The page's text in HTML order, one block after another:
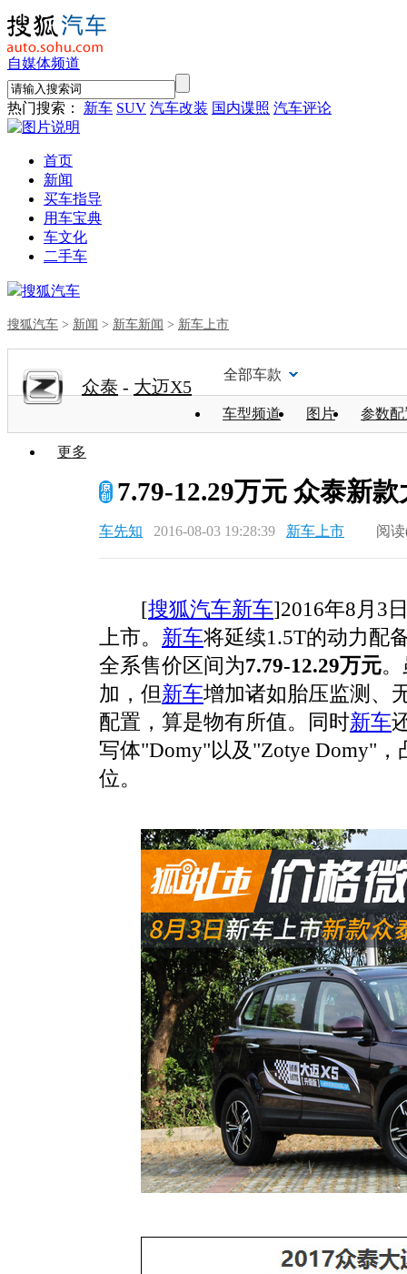
自媒体频道
热门搜索： 新车 SUV 汽车改装 国内谍照 汽车评论
首页
新闻
买车指导
用车宝典
车文化
二手车
搜狐汽车
搜狐汽车 > 新闻 > 新车新闻 > 新车上市
众泰 - 大迈X5
全部车款
车型频道 图片 参数配
更多
7.79-12.29万元 众泰新
车先知 2016-08-03 19:28:39 新车上市 阅
[搜狐汽车新车]2016年8月3
上市。 新车将延续1.5T的动力配
全系售价区间为7.79-12.29万元
加，但新车增加诸如胎压监测、
配置，算是物有所值。同时新车
写体"Domy"以及"Zotye Domy"，
位。